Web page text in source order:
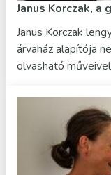
Janus Korczak,
Janus Korczak
árvaház alapítója
olvasható